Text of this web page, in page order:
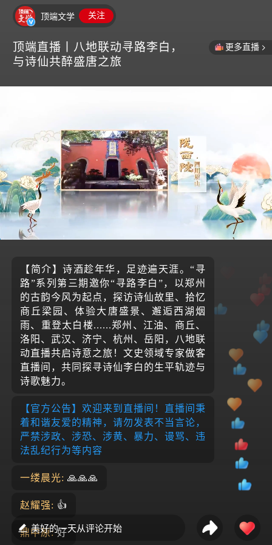
顶端文学 关注
顶端直播丨八地联动寻路李白，
与诗仙共醉盛唐之旅
更多直播
【简介】诗酒趁年华，足迹遍天涯。“寻
路”系列第三期邀你“寻路李白”，以郑州
的古韵今风为起点，探访诗仙故里、拾忆
商丘梁园、体验大唐盛景、邂逅西湖烟
雨、重登太白楼......郑州、江油、商丘、
洛阳、武汉、济宁、杭州、岳阳，八地联
动直播共启诗意之旅！文史领域专家做客
直播间，共同探寻诗仙李白的生平轨迹与
诗歌魅力。
【官方公告】欢迎来到直播间！直播间秉
着和谐友爱的精神，请勿发表不当言论，
严禁涉政、涉恐、涉黄、暴力、谩骂、违
法乱纪行为等内容
一缕晨光: 🙏🙏🙏
赵耀强: 👍
鼎中原: 好
美好的一天从评论开始